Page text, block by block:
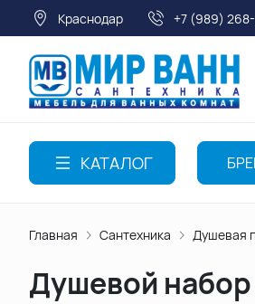
Краснодар +7 (989) 268-
КАТАЛОГ
Главная Сантехника Душевая
Душевой